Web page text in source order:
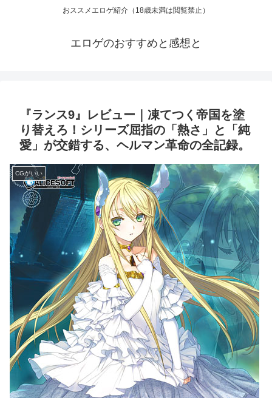
おススメエロゲ紹介（18歳未満は閲覧禁止）
エロゲのおすすめと感想と
『ランス9』レビュー｜凍てつく帝国を塗
り替えろ！シリーズ屈指の「熱さ」と「純
愛」が交錯する、ヘルマン革命の全記録。
CGがいい